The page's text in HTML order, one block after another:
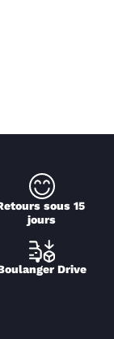
sous 15
jours
Drive